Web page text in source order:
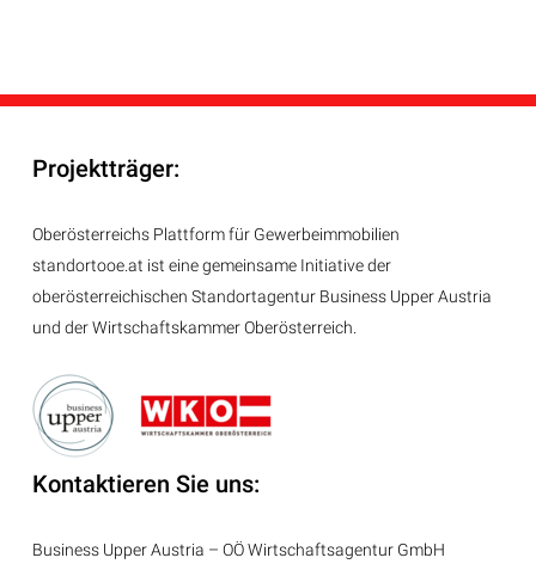
Projektträger:
Oberösterreichs Plattform für Gewerbeimmobilien
standortooe.at ist eine gemeinsame Initiative der
oberösterreichischen Standortagentur Business Upper Austria
und der Wirtschaftskammer Oberösterreich.
Kontaktieren Sie uns:
Business Upper Austria – OÖ Wirtschaftsagentur GmbH